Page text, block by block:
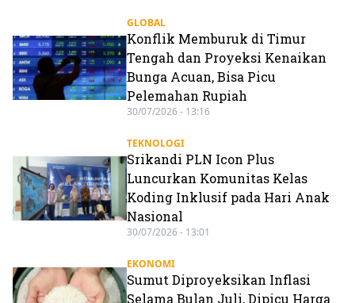
GLOBAL
Konflik Memburuk di Timur
Tengah dan Proyeksi Kenaikan
Bunga Acuan, Bisa Picu
Pelemahan Rupiah
30/07/2026 - 13:16
TEKNOLOGI
Srikandi PLN Icon Plus
Luncurkan Komunitas Kelas
Koding Inklusif pada Hari Anak
Nasional
30/07/2026 - 13:01
EKONOMI
Sumut Diproyeksikan Inflasi
Selama Bulan Juli, Dipicu Harga